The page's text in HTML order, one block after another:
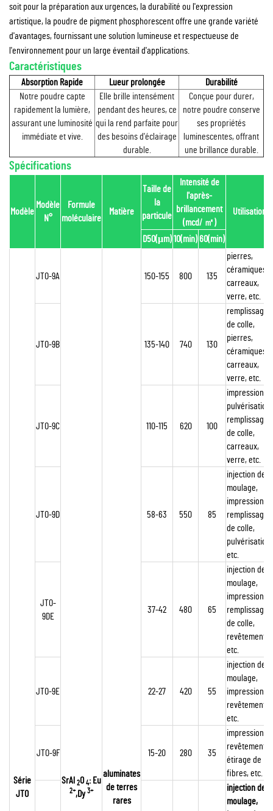
soit pour la préparation aux urgences, la durabilité ou l'expression
artistique, la poudre de pigment phosphorescent offre une grande variété
d'avantages, fournissant une solution lumineuse et respectueuse de
l'environnement pour un large éventail d'applications.
Caractéristiques
Absorption Rapide Lueur prolongée
Durabilité
Notre poudre capte
rapidement la lumière,
assurant une luminosité
immédiate et vive.
Elle brille intensément
pendant des heures, ce
qui la rend parfaite pour
des besoins d'éclairage
durable.
Conçue pour durer,
notre poudre conserve
ses propriétés
luminescentes, offrant
une brillance durable.
Spécifications
Modèle
Modèle
N°
Formule
moléculaire
Matière
Taille de
la
particule
Intensité de
l'après-
brillancement
(mcd/ ㎡)
Utilisation
D50(μm) 10(min)60(min)
Série
JTO
JTO-9A
SrAl 2O 4: Eu
2+,Dy 3+
aluminates
de terres
rares
150-155 800 135
pierres,
céramiques,
carreaux,
verre, etc.
JTO-9B 135-140 740 130
remplissage
de colle,
pierres,
céramiques,
carreaux,
verre, etc.
JTO-9C 110-115 620 100
impression,
pulvérisation,
remplissage
de colle,
carreaux,
verre, etc.
JTO-9D 58-63 550 85
injection de
moulage,
impression,
remplissage
de colle,
pulvérisation,
etc.
JTO-
9DE
37-42 480 65
injection de
moulage,
impression,
remplissage
de colle,
revêtement,
etc.
JTO-9E 22-27 420 55
injection de
moulage,
impression,
revêtement,
etc.
JTO-9F 15-20 280 35
impression,
revêtement,
étirage de
fibres, etc.
injection de
moulage,